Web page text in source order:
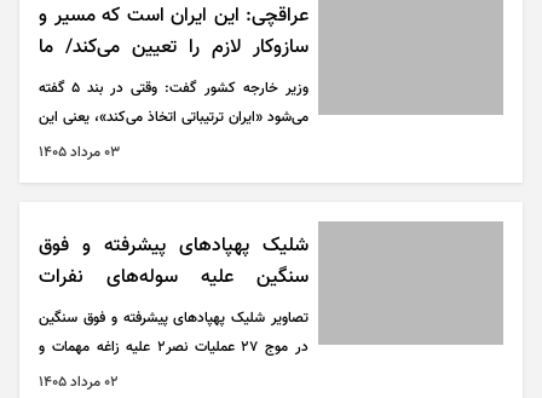
عراقچی: این ایران است که مسیر و
سازوکار لازم را تعیین می‌کند/ ما
هیچ حسن نیتی در رفتار آمریکا
ندیدیم
وزیر خارجه کشور گفت: وقتی در بند ۵ گفته
می‌شود «ایران ترتیباتی اتخاذ می‌کند»، یعنی این
ایران است که مسیر و سازوکار لازم را تعیین
جنگ بازگردد؛ بنابراین متن کاملاً روشن است.
اینکه آمریکایی‌ها مسیر جداگانه‌ای را باز کردند، با
مفاد این بند همخوانی ندارد
۰۳ مرداد ۱۴۰۵
شلیک پهپاد‌های پیشرفته و فوق
سنگین علیه سوله‌های نفرات
آمریکایی + ویدیو
تصاویر شلیک پهپاد‌های پیشرفته و فوق سنگین
در موج ۲۷ عملیات نصر۲ علیه زاغه مهمات و
سوله‌های نفرات آمریکایی را ببینید.۰۲ مرداد ۱۴۰۵